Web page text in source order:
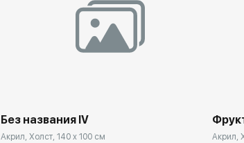
Без названия IV
Акрил, Холст, 140 x 100 см Акрил,